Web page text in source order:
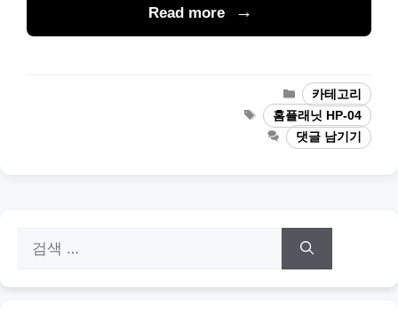
Read more
카
테
고
리
카테고리
태
그
홈플래닛 HP-04
댓글 남기기
색: